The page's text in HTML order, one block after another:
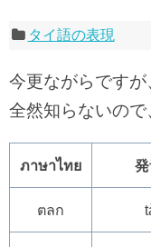
タイ語の表現
今更ながらです
全然知らないので
ภาษาไทย
ตลก